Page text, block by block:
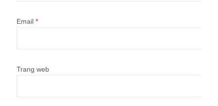
Email *
Trang web